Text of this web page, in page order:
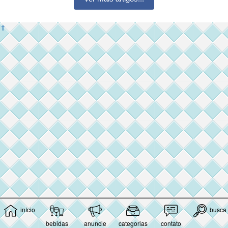
início
bebidas
anuncie categorias contato
busca
⇑